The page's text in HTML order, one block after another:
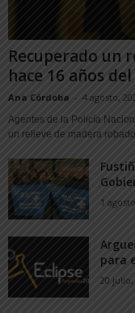
Recuperado un
hace 16 años
Ana Córdoba - 4 agosto,
Agentes de la Policía
un relieve de madera
1
para
20 julio,